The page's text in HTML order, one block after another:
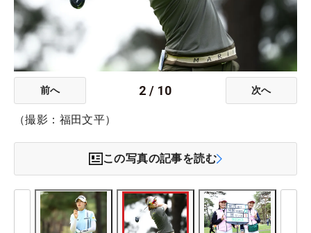
前へ 2 / 10 次へ
（撮影：福田文平）
この写真の記事を読む